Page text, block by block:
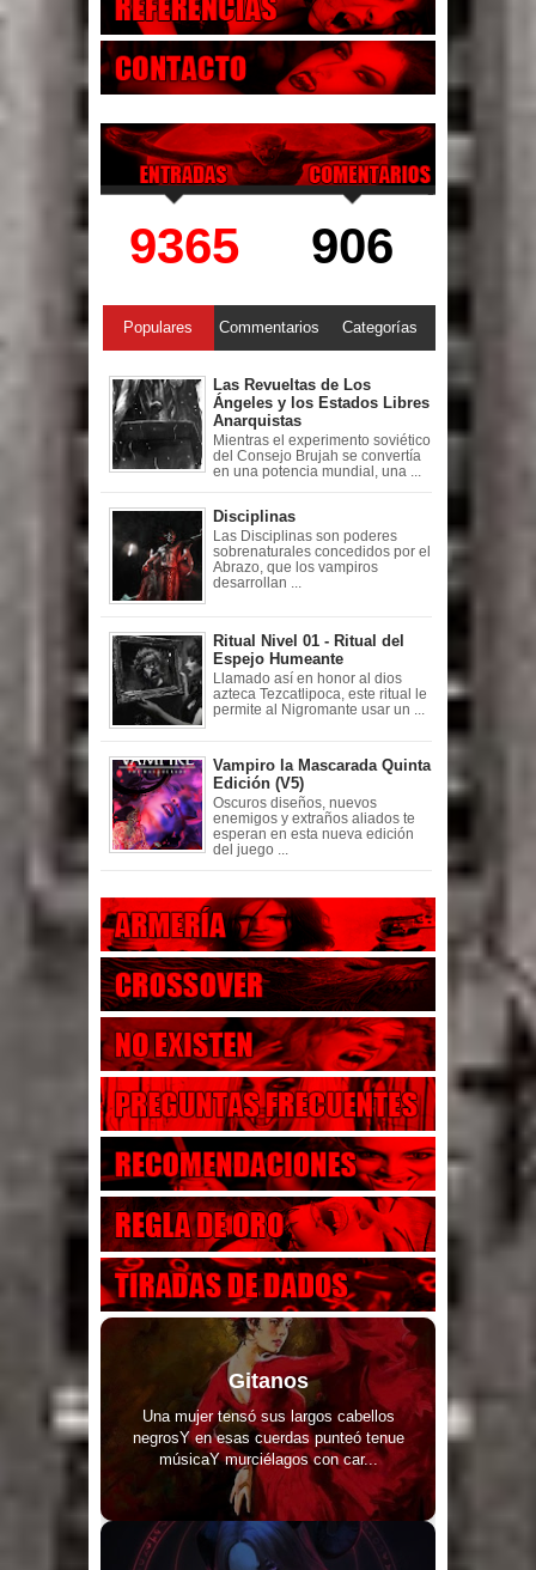
9365 906
Populares Commentarios Categorías
Las Revueltas de Los
Ángeles y los Estados Libres
Anarquistas
Mientras el experimento soviético
del Consejo Brujah se convertía
en una potencia mundial, una ...
Disciplinas
Las Disciplinas son poderes
sobrenaturales concedidos por el
Abrazo, que los vampiros
desarrollan ...
Ritual Nivel 01 - Ritual del
Espejo Humeante
Llamado así en honor al dios
azteca Tezcatlipoca, este ritual le
permite al Nigromante usar un ...
Vampiro la Mascarada Quinta
Edición (V5)
Oscuros diseños, nuevos
enemigos y extraños aliados te
esperan en esta nueva edición
del juego ...
Gitanos
Una mujer tensó sus largos cabellos
negrosY en esas cuerdas punteó tenue
músicaY murciélagos con car...